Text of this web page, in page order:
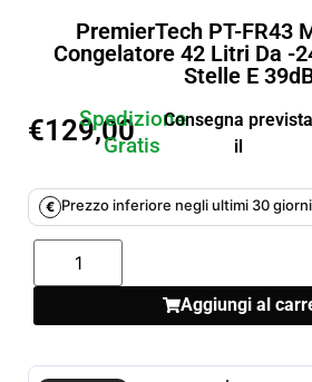
PremierTech PT-FR43
Congelatore 42 Litri Da -
Stelle E
€129,00
Spedizione
Gratis
Consegna prevista
il
€ Prezzo inferiore negli ultimi 30
Aggiungi al